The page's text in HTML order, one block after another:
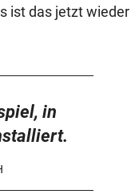
ist das jetzt wieder
in